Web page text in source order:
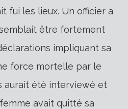
fui les lieux. Un officier a
être fortement
impliquant sa
force mortelle par le
aurait été interviewé et
avait quitté sa